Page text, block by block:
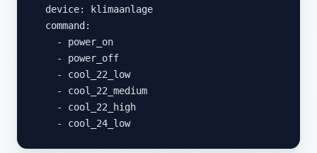
  device: klimaanlage
  command:
    - power_on
    - power_off
    - cool_22_low
    - cool_22_medium
    - cool_22_high
    - cool_24_low